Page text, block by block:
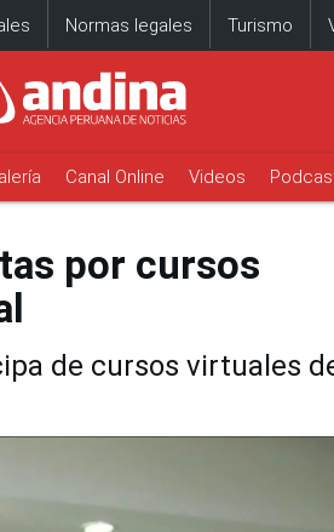
Normas legales Turismo
Canal Online Videos
por cursos
de cursos virtuales